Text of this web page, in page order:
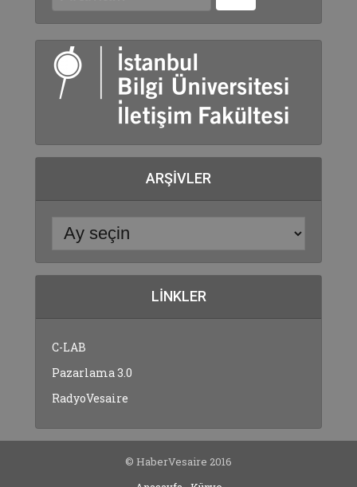
ARŞIVLER
LINKLER
C-LAB
Pazarlama 3.0
RadyoVesaire
© HaberVesaire 2016